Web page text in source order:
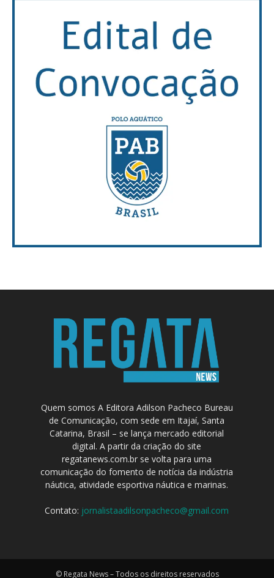
Quem somos A Editora Adilson Pacheco Bureau
de Comunicação, com sede em Itajaí, Santa
Catarina, Brasil – se lança mercado editorial
digital. A partir da criação do site
regatanews.com.br se volta para uma
comunicação do fomento de notícia da indústria
náutica, atividade esportiva náutica e marinas.
Contato: jornalistaadilsonpacheco@gmail.com
© Regata News – Todos os direitos reservados